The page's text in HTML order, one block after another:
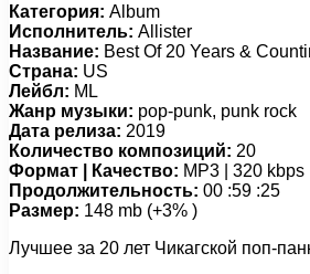
Категория: Album
Исполнитель: Allister
Название: Best Of 20 Years &
Страна: US
Лейбл: ML
Жанр музыки: pop-punk, punk rock
Дата релиза: 2019
Количество композиций: 20
Формат | Качество: MP3 | 320 kbps
Продолжительность: 00 :59 :25
Размер: 148 mb (+3% )
Лучшее за 20 лет Чикагской поп-